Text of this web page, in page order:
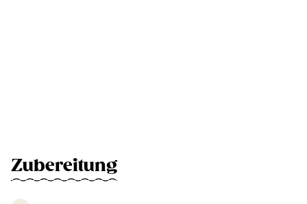
Zubereitung